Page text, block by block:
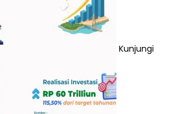
Kunjungi